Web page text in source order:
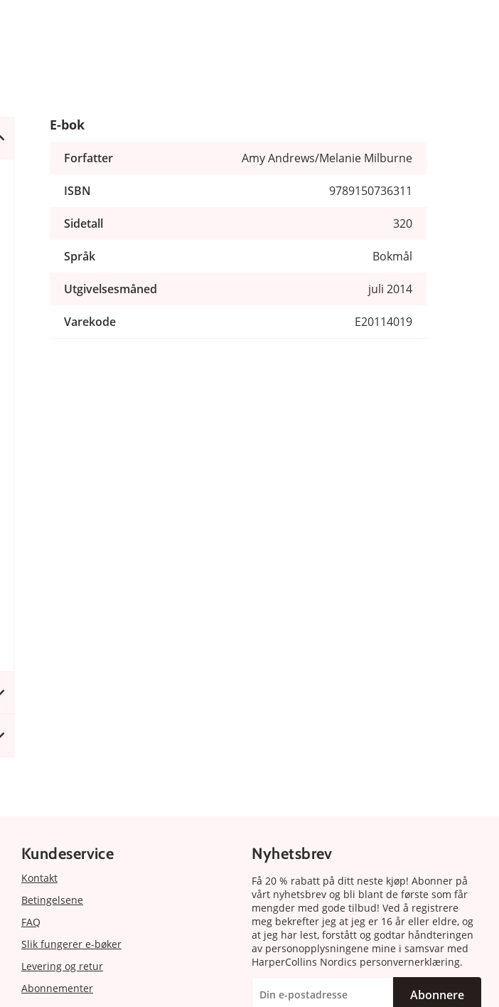
E-bok
Forfatter Amy Andrews/Melanie Milburne
ISBN 9789150736311
Sidetall 320
Språk Bokmål
Utgivelsesmåned juli 2014
Varekode E20114019
Kundeservice
Kontakt
Betingelsene
FAQ
Slik fungerer e-bøker
Levering og retur
Abonnementer
Nyhetsbrev
Få 20 % rabatt på ditt neste kjøp! Abonner på
vårt nyhetsbrev og bli blant de første som får
mengder med gode tilbud! Ved å registrere
meg bekrefter jeg at jeg er 16 år eller eldre, og
at jeg har lest, forstått og godtar håndteringen
av personopplysningene mine i samsvar med
HarperCollins Nordics personvernerklæring.
Abonnere